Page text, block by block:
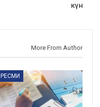
күн
More From Author
РЕСМИ